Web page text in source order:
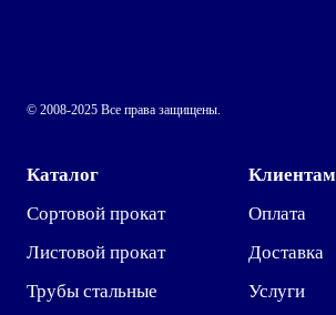
© 2008-2025 Все права защищены.
Каталог
Сортовой прокат
Листовой прокат
Трубы стальные
Клиентам
Оплата
Доставка
Услуги